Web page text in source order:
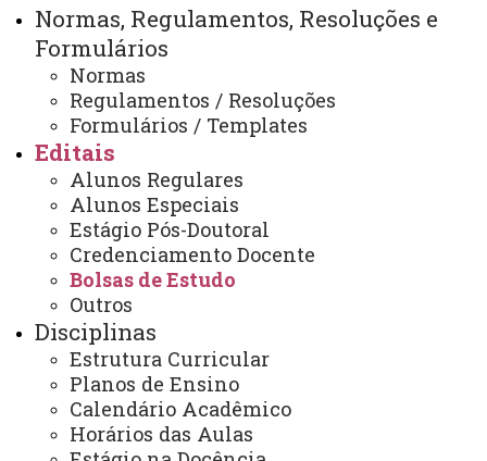
Normas, Regulamentos, Resoluções e
Formulários
Normas
Regulamentos / Resoluções
Formulários / Templates
Editais
Alunos Regulares
Alunos Especiais
Estágio Pós-Doutoral
Credenciamento Docente
Bolsas de Estudo
Outros
Disciplinas
Estrutura Curricular
Planos de Ensino
Calendário Acadêmico
Horários das Aulas
Edital Nº 26/2025-PPGEA - Inscrição para seleção
interna de discentes do PPGEA, candidatos a bolsas
de estudos para o segundo semestre do ano letivo
de 2025
Edital Nº 26/2025 -
ATUALIZAÇÃO MAIS RECENTE: 11 DE AGOSTO DE
2025
ACESSOS: 273
Horários de Atendimento:
Segunda à sexta
hh:mm às hh:mm
E-mails:
ppgea@unioeste.br